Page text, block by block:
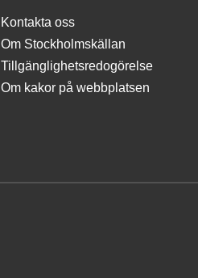
Kontakta oss
Om Stockholmskällan
Tillgänglighetsredogörelse
Om kakor på webbplatsen